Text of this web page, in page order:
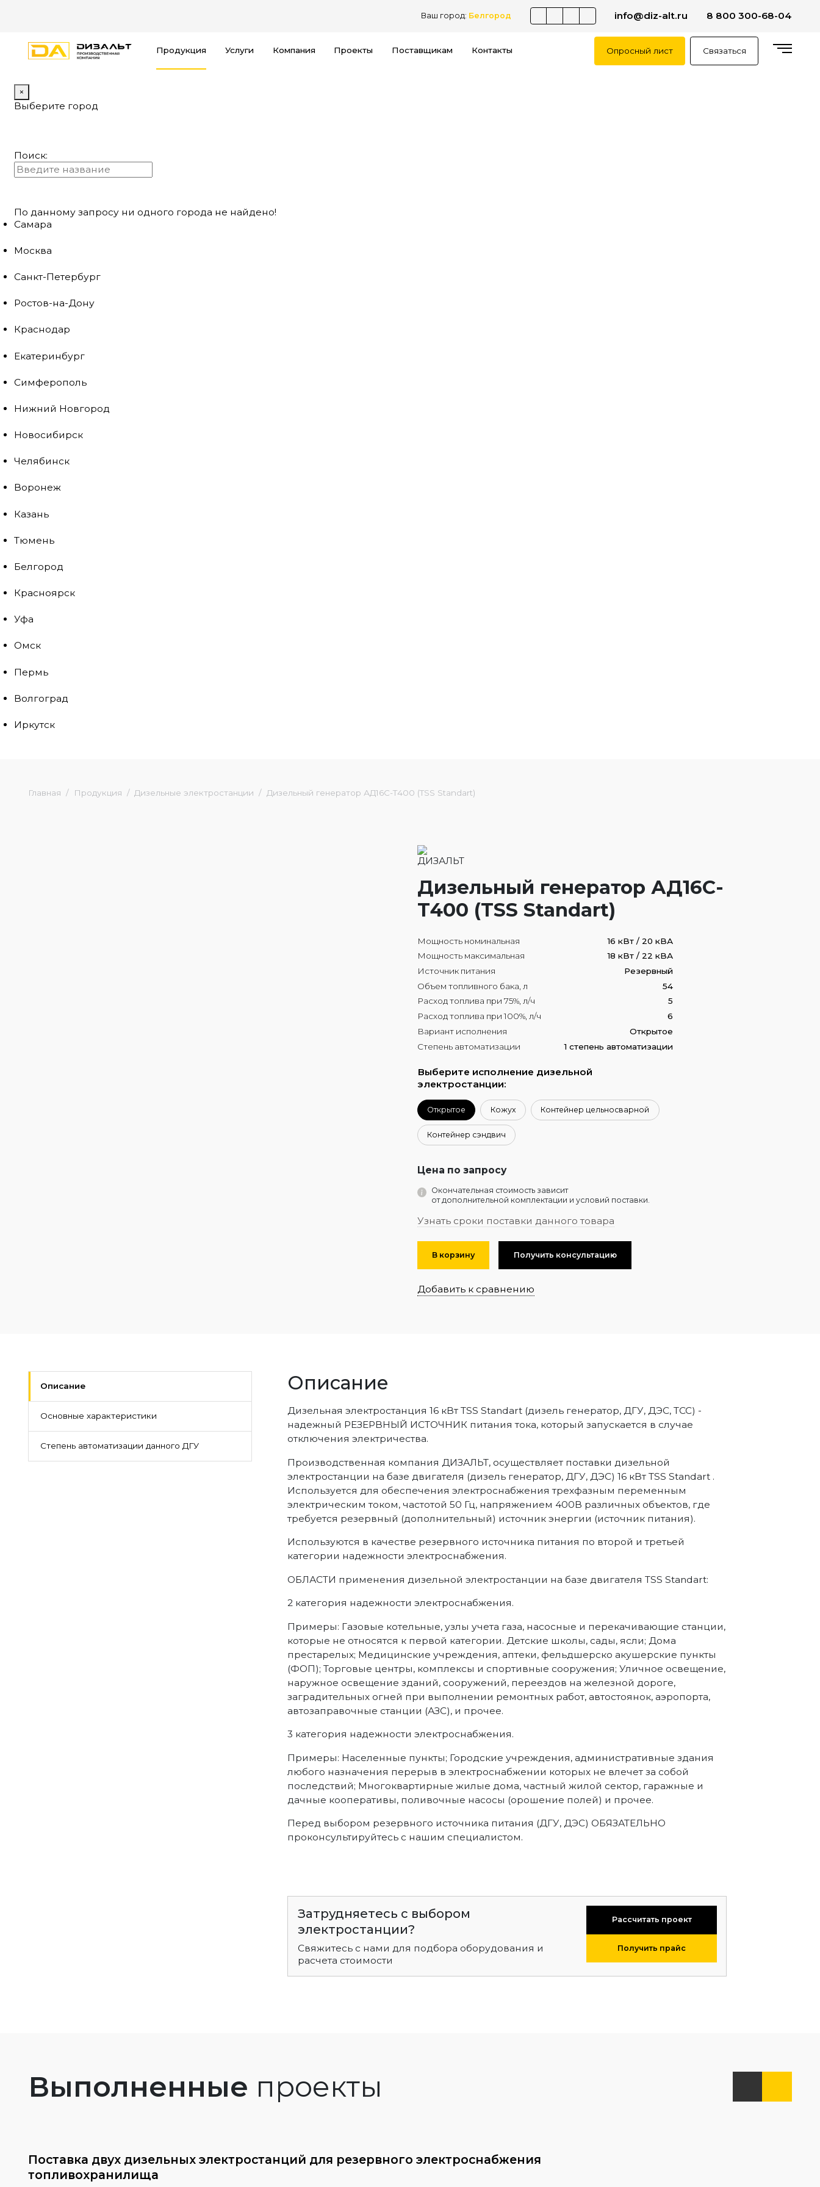
Ваш город: Белгород info@diz-alt.ru 8 800 300-68-04
Продукция Услуги Компания Проекты Поставщикам Контакты Опросный лист Связаться
×
Выберите город
Поиск:
По данному запросу ни одного города не найдено!
Самара
Москва
Санкт-Петербург
Ростов-на-Дону
Краснодар
Екатеринбург
Симферополь
Нижний Новгород
Новосибирск
Челябинск
Воронеж
Казань
Тюмень
Белгород
Красноярск
Уфа
Омск
Пермь
Волгоград
Иркутск
Главная Продукция Дизельные электростанции Дизельный генератор АД16С-Т400 (TSS Standart)
Дизельный генератор АД16С-
Т400 (TSS Standart)
Мощность номинальная
16 кВт / 20 кВА
Мощность максимальная
18 кВт / 22 кВА
Источник питания
Резервный
Объем топливного бака, л
54
Расход топлива при 75%, л/ч
5
Расход топлива при 100%, л/ч
6
Вариант исполнения
Открытое
Степень автоматизации
1 степень автоматизации
Выберите исполнение дизельной
электростанции:
Открытое Кожух Контейнер цельносварной
Контейнер сэндвич
Цена по запросу
Окончательная стоимость зависит
от дополнительной комплектации и условий поставки.
Узнать сроки поставки данного товара
В корзину Получить консультацию
Добавить к сравнению
Описание
Основные характеристики
Степень автоматизации данного ДГУ
Описание
Дизельная электростанция 16 кВт TSS Standart (дизель генератор, ДГУ, ДЭС, ТСС) -
надежный РЕЗЕРВНЫЙ ИСТОЧНИК питания тока, который запускается в случае
отключения электричества.
Производственная компания ДИЗАЛЬТ, осуществляет поставки дизельной
электростанции на базе двигателя (дизель генератор, ДГУ, ДЭС) 16 кВт TSS Standart .
Используется для обеспечения электроснабжения трехфазным переменным
электрическим током, частотой 50 Гц, напряжением 400В различных объектов, где
требуется резервный (дополнительный) источник энергии (источник питания).
Используются в качестве резервного источника питания по второй и третьей
категории надежности электроснабжения.
ОБЛАСТИ применения дизельной электростанции на базе двигателя TSS Standart:
2 категория надежности электроснабжения.
Примеры: Газовые котельные, узлы учета газа, насосные и перекачивающие станции,
которые не относятся к первой категории. Детские школы, сады, ясли; Дома
престарелых; Медицинские учреждения, аптеки, фельдшерско акушерские пункты
(ФОП); Торговые центры, комплексы и спортивные сооружения; Уличное освещение,
наружное освещение зданий, сооружений, переездов на железной дороге,
заградительных огней при выполнении ремонтных работ, автостоянок, аэропорта,
автозаправочные станции (АЗС), и прочее.
3 категория надежности электроснабжения.
Примеры: Населенные пункты; Городские учреждения, административные здания
любого назначения перерыв в электроснабжении которых не влечет за собой
последствий; Многоквартирные жилые дома, частный жилой сектор, гаражные и
дачные кооперативы, поливочные насосы (орошение полей) и прочее.
Перед выбором резервного источника питания (ДГУ, ДЭС) ОБЯЗАТЕЛЬНО
проконсультируйтесь с нашим специалистом.
Затрудняетесь с выбором
электростанции?
Свяжитесь с нами для подбора оборудования и
расчета стоимости
Рассчитать проект
Получить прайс
Выполненные проекты
Поставка двух дизельных электростанций для резервного электроснабжения
топливохранилища